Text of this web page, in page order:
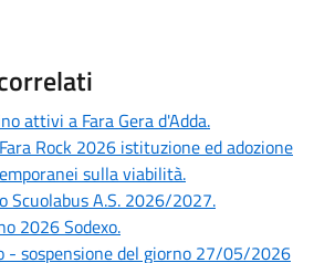
attivi a Fara Gera d'Adda.
Rock 2026 istituzione ed adozione
sulla viabilità.
Scuolabus A.S. 2026/2027.
2026 Sodexo.
- sospensione del giorno 27/05/2026